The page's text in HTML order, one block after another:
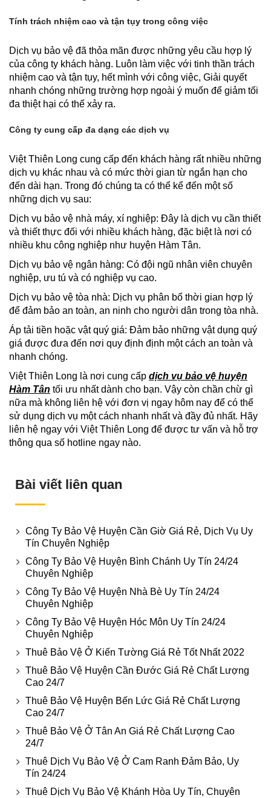
Tính trách nhiệm cao và tận tụy trong công việc
Dịch vụ bảo vệ đã thỏa mãn được những yêu cầu hợp lý
của công ty khách hàng. Luôn làm việc với tinh thần trách
nhiệm cao và tận tụy, hết mình với công việc, Giải quyết
nhanh chóng những trường hợp ngoài ý muốn để giảm tối
đa thiệt hại có thể xảy ra.
Công ty cung cấp đa dạng các dịch vụ
Việt Thiên Long cung cấp đến khách hàng rất nhiều những
dịch vụ khác nhau và có mức thời gian từ ngắn hạn cho
đến dài hạn. Trong đó chúng ta có thể kể đến một số
những dịch vụ sau:
Dịch vụ bảo vệ nhà máy, xí nghiệp: Đây là dịch vụ cần thiết
và thiết thực đối với nhiều khách hàng, đặc biệt là nơi có
nhiều khu công nghiệp như huyện Hàm Tân.
Dịch vụ bảo vệ ngân hàng: Có đội ngũ nhân viên chuyên
nghiệp, ưu tú và có nghiệp vụ cao.
Dịch vụ bảo vệ tòa nhà: Dịch vụ phân bổ thời gian hợp lý
để đảm bảo an toàn, an ninh cho người dân trong tòa nhà.
Áp tải tiền hoặc vật quý giá: Đảm bảo những vật dụng quý
giá được đưa đến nơi quy định định một cách an toàn và
nhanh chóng.
Việt Thiên Long là nơi cung cấp dịch vụ bảo vệ huyện
Hàm Tân tối ưu nhất dành cho bạn. Vậy còn chần chừ gì
nữa mà không liên hệ với đơn vị ngay hôm nay để có thể
sử dụng dịch vụ một cách nhanh nhất và đầy đủ nhất. Hãy
liên hệ ngay với Việt Thiên Long để được tư vấn và hỗ trợ
thông qua số hotline ngay nào.
Bài viết liên quan
Công Ty Bảo Vệ Huyện Cần Giờ Giá Rẻ, Dịch Vụ Uy
Tín Chuyên Nghiệp
Công Ty Bảo Vệ Huyện Bình Chánh Uy Tín 24/24
Chuyên Nghiệp
Công Ty Bảo Vệ Huyện Nhà Bè Uy Tín 24/24
Chuyên Nghiệp
Công Ty Bảo Vệ Huyện Hóc Môn Uy Tín 24/24
Chuyên Nghiệp
Thuê Bảo Vệ Ở Kiến Tường Giá Rẻ Tốt Nhất 2022
Thuê Bảo Vệ Huyện Cần Đước Giá Rẻ Chất Lượng
Cao 24/7
Thuê Bảo Vệ Huyện Bến Lức Giá Rẻ Chất Lượng
Cao 24/7
Thuê Bảo Vệ Ở Tân An Giá Rẻ Chất Lượng Cao
24/7
Thuê Dịch Vụ Bảo Vệ Ở Cam Ranh Đảm Bảo, Uy
Tín 24/24
Thuê Dịch Vụ Bảo Vệ Khánh Hòa Uy Tín, Chuyên